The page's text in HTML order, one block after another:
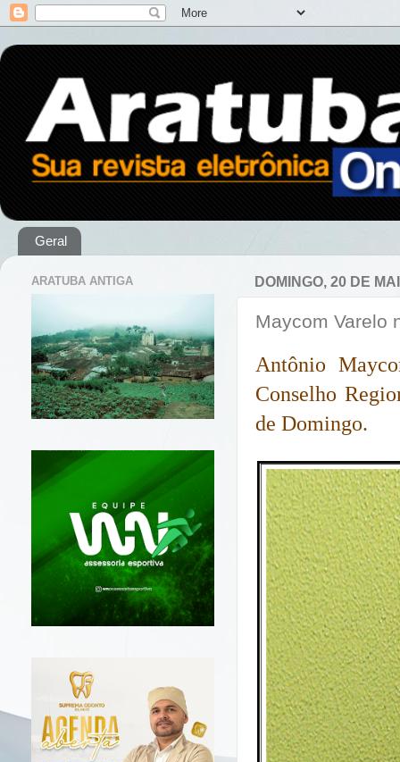
Geral
DOMINGO, 20 DE
Maycom Varelo
Antônio
Conselho
de Domingo.
ARATUBA ANTIGA